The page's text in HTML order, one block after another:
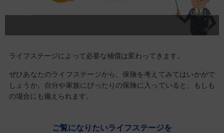
ライフステージによって必要な補償は変わってきます。
ぜひあなたのライフステージから、保険を考えてみてはいかがで
しょうか。
自分や家族にぴったりの保険に入っていると、もしも
の場合にも備えられます。
ご覧になりたいライフステージを